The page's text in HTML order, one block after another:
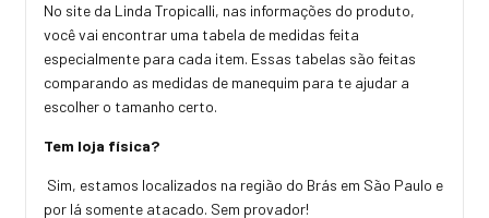
No site da Linda Tropicalli, nas informações do produto,
você vai encontrar uma tabela de medidas feita
especialmente para cada item. Essas tabelas são feitas
comparando as medidas de manequim para te ajudar a
escolher o tamanho certo.
Tem loja física?
Sim, estamos localizados na região do Brás em São Paulo e
por lá somente atacado. Sem provador!